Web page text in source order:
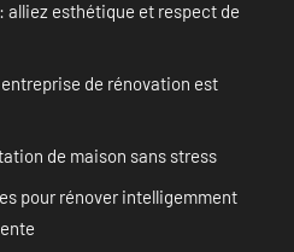
alliez esthétique et respect de
de rénovation est
de maison sans stress
pour rénover intelligemment